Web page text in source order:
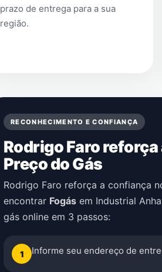
prazo de entrega para a sua
região.
RECONHECIMENTO E CONFIANÇA
Rodrigo Faro
Preço do Gás
Rodrigo Faro reforça a confiança
encontrar Fogás em Industrial
gás online em 3 passos:
1 Informe seu endereço de